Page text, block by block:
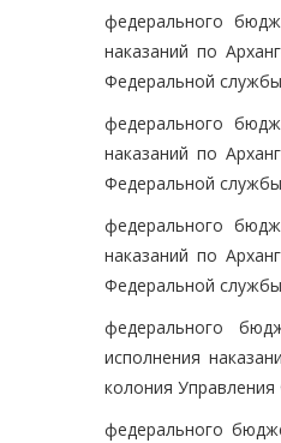
федерального
наказаний по
Федеральной
федерального
наказаний по
Федеральной
федерального
наказаний по
Федеральной
федерального
исполнения
колония
федерального